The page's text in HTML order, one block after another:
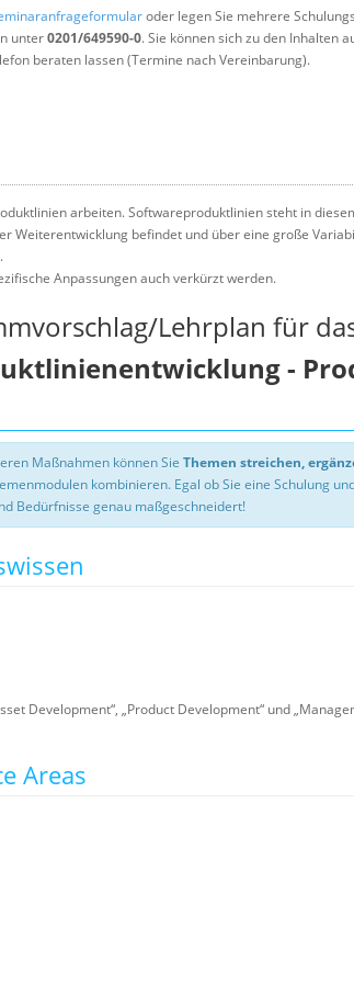
oder legen Sie mehrere
unter0201/649590-0. Sie können sich zu den Inhalten
beraten lassen (Termine nach Vereinbarung).
arbeiten. Softwareproduktlinien steht in
Weiterentwicklung befindet und über eine große
Anpassungen auch verkürzt werden.
Lehrplan für
-
Maßnahmen können Sie Themen streichen,
kombinieren. Egal ob Sie eine Schulung
Bedürfnisse genau maßgeschneidert!
Development“, „Product Development“ und
Areas